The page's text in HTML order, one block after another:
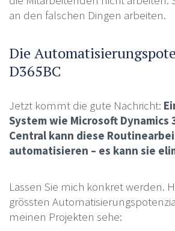
an den falschen Dingen arbeiten.
Die
D365BC
Jetzt kommt die gute Nachricht:
System wie Microsoft Dynamics
Central kann diese
automatisieren – es kann sie
Lassen Sie mich konkret werden.
grössten
meinen Projekten sehe: